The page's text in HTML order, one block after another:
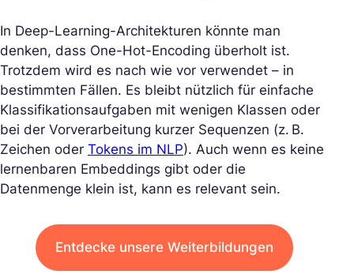
In Deep-Learning-Architekturen könnte man
denken, dass One-Hot-Encoding überholt ist.
Trotzdem wird es nach wie vor verwendet – in
bestimmten Fällen. Es bleibt nützlich für einfache
Klassifikationsaufgaben mit wenigen Klassen oder
bei der Vorverarbeitung kurzer Sequenzen (z. B.
Zeichen oder Tokens im NLP). Auch wenn es keine
lernenbaren Embeddings gibt oder die
Datenmenge klein ist, kann es relevant sein.
Entdecke unsere Weiterbildungen